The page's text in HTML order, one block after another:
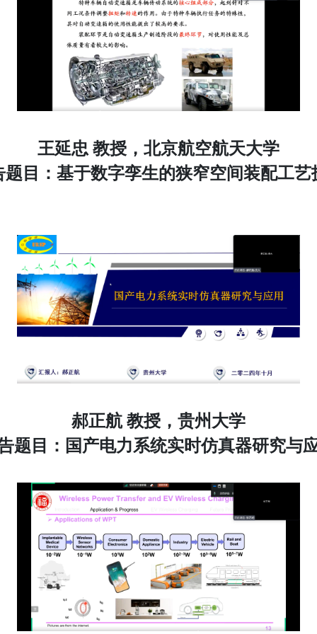
王延忠 教授，北京航空航天大学
题目：基于数字孪生的狭窄空间装配工艺
郝正航 教授，贵州大学
题目：国产电力系统实时仿真器研究与